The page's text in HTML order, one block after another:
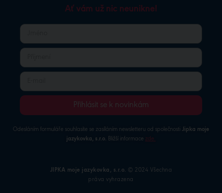
Ať vám už nic neunikne!
Přihlásit se k novinkám
Odesláním formuláře souhlasíte se zasíláním newsletteru od společnosti Jipka moje
jazykovka, s.r.o. Bližší informace zde
JIPKA moje jazykovka, s.r.o. © 2024 Všechna
práva vyhrazena